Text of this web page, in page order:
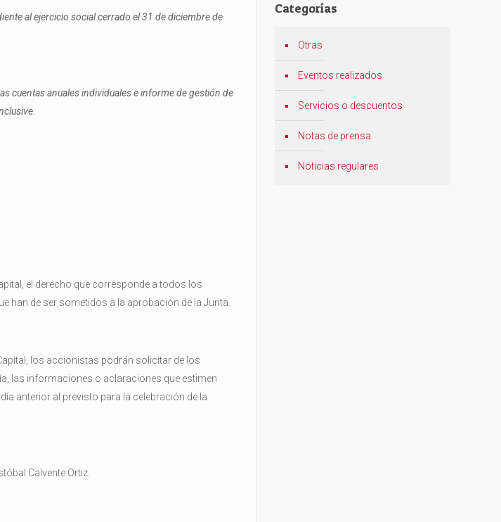
al ejercicio social cerrado el 31 de diciembre de
cuentas anuales individuales e informe de gestión de
el derecho que corresponde a todos los
han de ser sometidos a la aprobación de la Junta.
los accionistas podrán solicitar de los
las informaciones o aclaraciones que estimen
anterior al previsto para la celebración de la
Calvente Ortiz.
Categorías
Otras
Eventos realizados
Servicios o descuentos
Notas de prensa
Noticias regulares